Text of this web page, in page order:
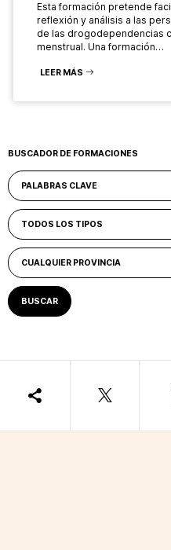
Esta formación pretende
reflexión y análisis a las
de las drogodependencias
menstrual. Una formación…
LEER MÁS
BUSCADOR DE FORMACIONES